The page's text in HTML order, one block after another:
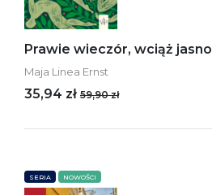
Prawie wieczór, wciąż jasno
Maja Linea Ernst
35,94 zł 59,90 zł
SERIA NOWOŚCI